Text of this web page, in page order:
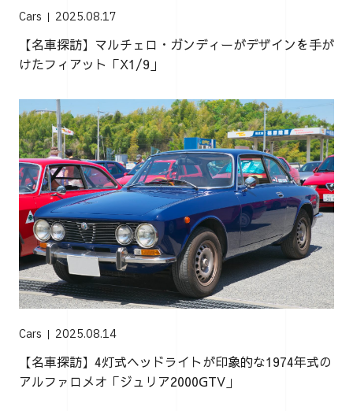
Cars 2025.08.17
【名車探訪】マルチェロ・ガンディーがデザインを手が
けたフィアット「X1/9」
Cars 2025.08.14
【名車探訪】4灯式ヘッドライトが印象的な1974年式の
アルファロメオ「ジュリア2000GTV」